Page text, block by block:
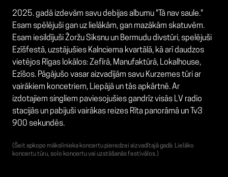
2025. gadā izdevām savu debijas albumu "Tā nav saule."
Esam spēlējuši gan uz lielākām, gan mazākām skatuvēm.
Esam iesildījuši Žoržu Siksnu un Bermudu divstūri, spelējuši
Ezīšfestā, uzstājušies Kalnciema kvartālā, kā arī daudzos
vietējos Rīgas lokālos: Zefīrā, Manufaktūrā, Lokalhouse,
Ezīšos. Pāgājušo vasar aizvadījām savu Kurzemes tūri ar
vairākiem koncetriem, Liepājā un tās apkārtnē. Ar
izdotajiem singliem paviesojušies gandrīz visās LV radio
stacijās un pabijuši vairākas reizes Rīta panorāmā un Tv3
900 sekundēs.
(Šeit apkopo mākslinieka koncertu pieredzei aizvadītajā gadā: Lielāko
koncertu tūru, solo koncertu vai uzstāšanās festivālos.)